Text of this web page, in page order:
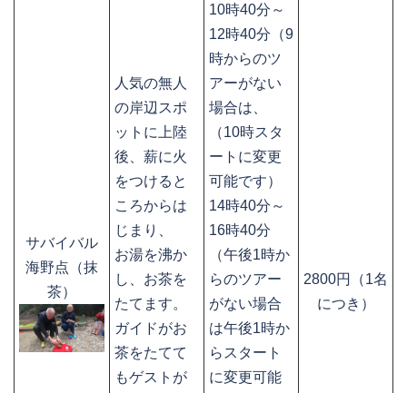
サバイバル
海野点（抹
茶）
人気の無人
の岸辺スポ
ットに上陸
後、薪に火
をつけると
ころからは
じまり、
お湯を沸か
し、お茶を
たてます。
ガイドがお
茶をたてて
もゲストが
10時40分～
12時40分（9
時からのツ
アーがない
場合は、
（10時スタ
ートに変更
可能です）
14時40分～
16時40分
（午後1時か
らのツアー
がない場合
は午後1時か
らスタート
に変更可能
2800円（1名
につき）